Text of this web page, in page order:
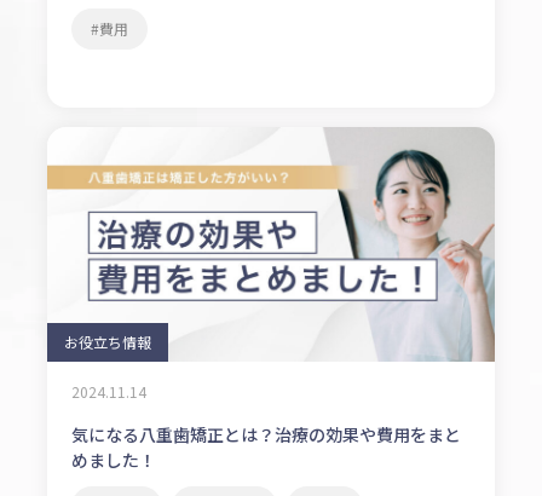
費用
お役立ち情報
2024.11.14
気になる八重歯矯正とは？治療の効果や費用をまと
めました！